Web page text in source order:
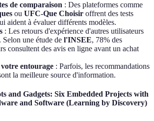
de comparaison : Des plateformes comme
ou UFC-Que Choisir offrent des tests
aident à évaluer différents modèles.
: Les retours d'expérience d'autres utilisateurs
Selon une étude de l'INSEE, 78% des
consultent des avis en ligne avant un achat
entourage : Parfois, les recommandations
la meilleure source d'information.
and Gadgets: Six Embedded Projects with
and Software (Learning by Discovery)